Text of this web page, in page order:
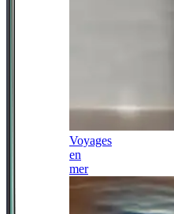
Voyages
en
mer